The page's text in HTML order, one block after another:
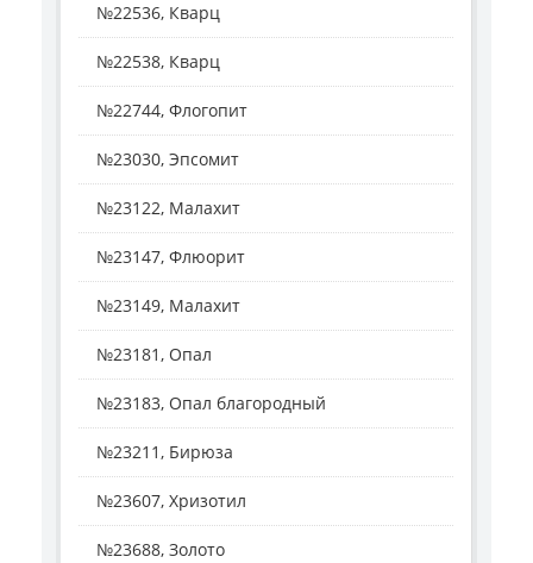
№22536, Кварц
№22538, Кварц
№22744, Флогопит
№23030, Эпсомит
№23122, Малахит
№23147, Флюорит
№23149, Малахит
№23181, Опал
№23183, Опал благородный
№23211, Бирюза
№23607, Хризотил
№23688, Золото